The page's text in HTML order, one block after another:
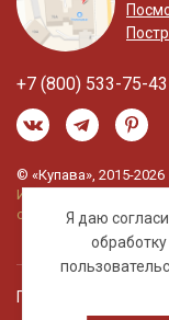
Я даю
обработку
+7 (800) 533-75-43
© «Купава», 2015-2026
Информация на сайте
офертой.
Правовая